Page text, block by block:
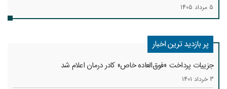
5 مرداد 1405
پر بازدید ترین اخبار
جزییات پرداخت «فوق‌العاده خاص» کادر درمان اعلام شد
3 خرداد 1401